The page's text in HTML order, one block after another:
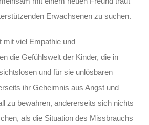
Erwachsenen zu suchen.
mit viel Empathie und
die Gefühlswelt der Kinder, die in
und für sie unlösbaren
ihr Geheimnis aus Angst und
zu bewahren, andererseits sich nichts
als die Situation des Missbrauchs